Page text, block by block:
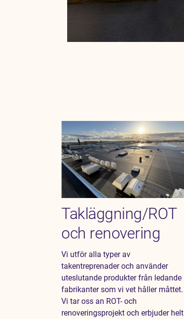
Takläggning/ROT
och renovering
Vi utför alla typer av
takentreprenader och använder
uteslutande produkter från ledande
fabrikanter som vi vet håller måttet.
Vi tar oss an ROT- och
renoveringsprojekt och erbjuder helt